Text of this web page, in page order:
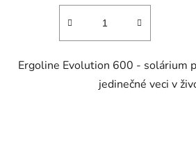
Ergoline Evolution 600 - solárium
jedinečné veci v